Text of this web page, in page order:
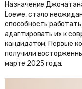
Назначение
Loewe, стало
способность
адаптировать их к
кандидатом. Первые
получили
марте 2025 года.